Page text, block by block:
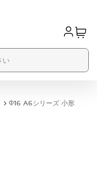
Φ16 A6シリーズ 小形